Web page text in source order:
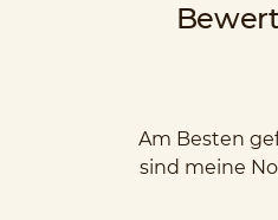
Am Besten
sind meine